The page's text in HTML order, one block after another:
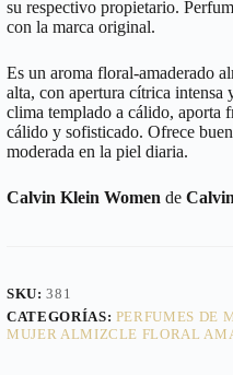
su respectivo propietario.
con la marca original.
Es un aroma floral-amaderado
alta, con apertura cítrica intensa
clima templado a cálido, aporta
cálido y sofisticado. Ofrece
moderada en la piel diaria.
Calvin Klein Women de
SKU:381
CATEGORÍAS: PERFUMES DE
MUJER ALMIZCLE FLORAL